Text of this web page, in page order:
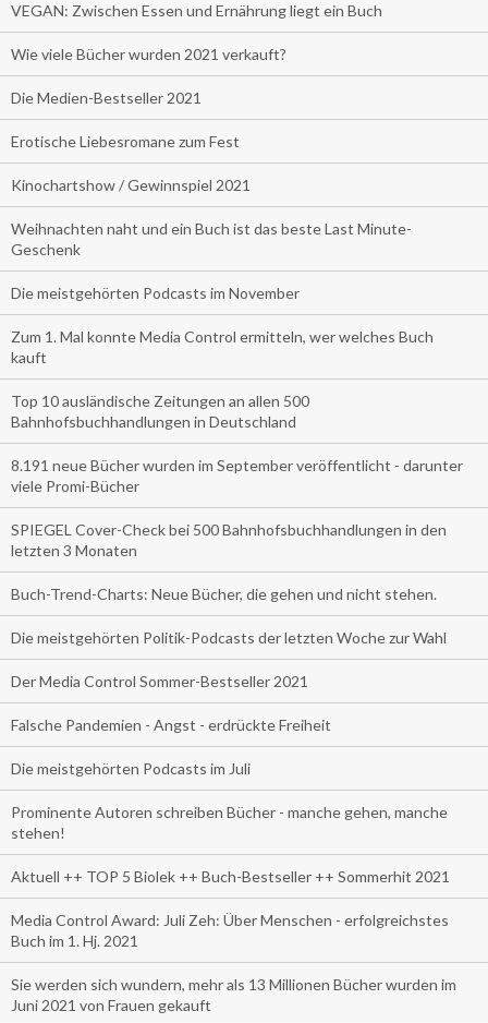
VEGAN: Zwischen Essen und Ernährung liegt ein Buch
Wie viele Bücher wurden 2021 verkauft?
Die Medien-Bestseller 2021
Erotische Liebesromane zum Fest
Kinochartshow / Gewinnspiel 2021
Weihnachten naht und ein Buch ist das beste Last Minute-
Geschenk
Die meistgehörten Podcasts im November
Zum 1. Mal konnte Media Control ermitteln, wer welches Buch
kauft
Top 10 ausländische Zeitungen an allen 500
Bahnhofsbuchhandlungen in Deutschland
8.191 neue Bücher wurden im September veröffentlicht - darunter
viele Promi-Bücher
SPIEGEL Cover-Check bei 500 Bahnhofsbuchhandlungen in den
letzten 3 Monaten
Buch-Trend-Charts: Neue Bücher, die gehen und nicht stehen.
Die meistgehörten Politik-Podcasts der letzten Woche zur Wahl
Der Media Control Sommer-Bestseller 2021
Falsche Pandemien - Angst - erdrückte Freiheit
Die meistgehörten Podcasts im Juli
Prominente Autoren schreiben Bücher - manche gehen, manche
stehen!
Aktuell ++ TOP 5 Biolek ++ Buch-Bestseller ++ Sommerhit 2021
Media Control Award: Juli Zeh: Über Menschen - erfolgreichstes
Buch im 1. Hj. 2021
Sie werden sich wundern, mehr als 13 Millionen Bücher wurden im
Juni 2021 von Frauen gekauft